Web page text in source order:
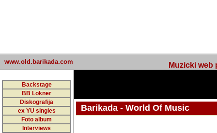
www.old.barikada.com Muzicki web
Backstage
BB Lokner
Diskografija
ex YU singles
Foto album
Interviews
Barikada - World Of Music